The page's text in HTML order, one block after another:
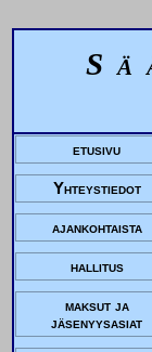
etusivu
Yhteystiedot
ajankohtaista
hallitus
maksut ja
jäsenyysasiat